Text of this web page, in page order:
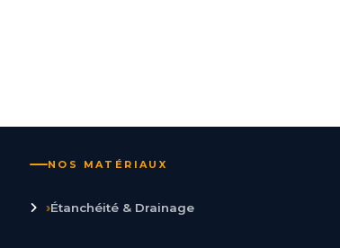
NOS MATÉRIAUX
›Étanchéité & Drainage